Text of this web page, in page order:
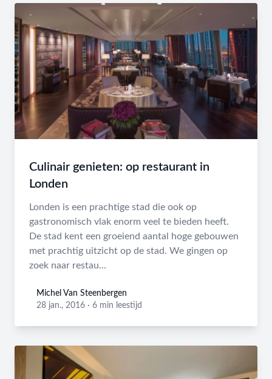
Culinair genieten: op restaurant in
Londen
Londen is een prachtige stad die ook op
gastronomisch vlak enorm veel te bieden heeft.
De stad kent een groeiend aantal hoge gebouwen
met prachtig uitzicht op de stad. We gingen op
zoek naar restau...
Michel Van Steenbergen
Michel Van Steenbergen
28 jan., 2016 · 6 min leestijd